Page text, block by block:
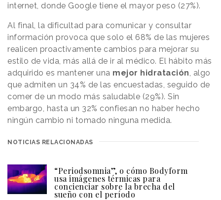
internet, donde Google tiene el mayor peso (27%).
Al final, la dificultad para comunicar y consultar
información provoca que solo el 68% de las mujeres
realicen proactivamente cambios para mejorar su
estilo de vida, más allá de ir al médico. El hábito más
adquirido es mantener una mejor hidratación , algo
que admiten un 34% de las encuestadas, seguido de
comer de un modo más saludable (29%). Sin
embargo, hasta un 32% confiesan no haber hecho
ningún cambio ni tomado ninguna medida.
NOTICIAS RELACIONADAS
“Periodsomnia”, o cómo Bodyform
usa imágenes térmicas para
concienciar sobre la brecha del
sueño con el período